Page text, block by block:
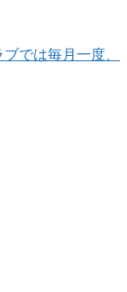
では毎月一度、